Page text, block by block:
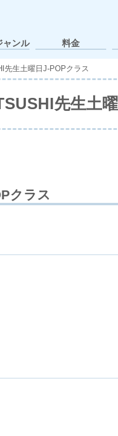
ャンル
ン
料金
先生土曜日J-POPクラス
先生土
クラス